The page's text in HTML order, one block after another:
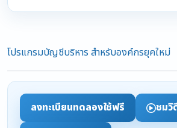
โปรแกรมบัญชีบริหาร สำหรับองค์กรยุคใหม่
ลงทะเบียนทดลองใช้ฟรี
ชมวิ